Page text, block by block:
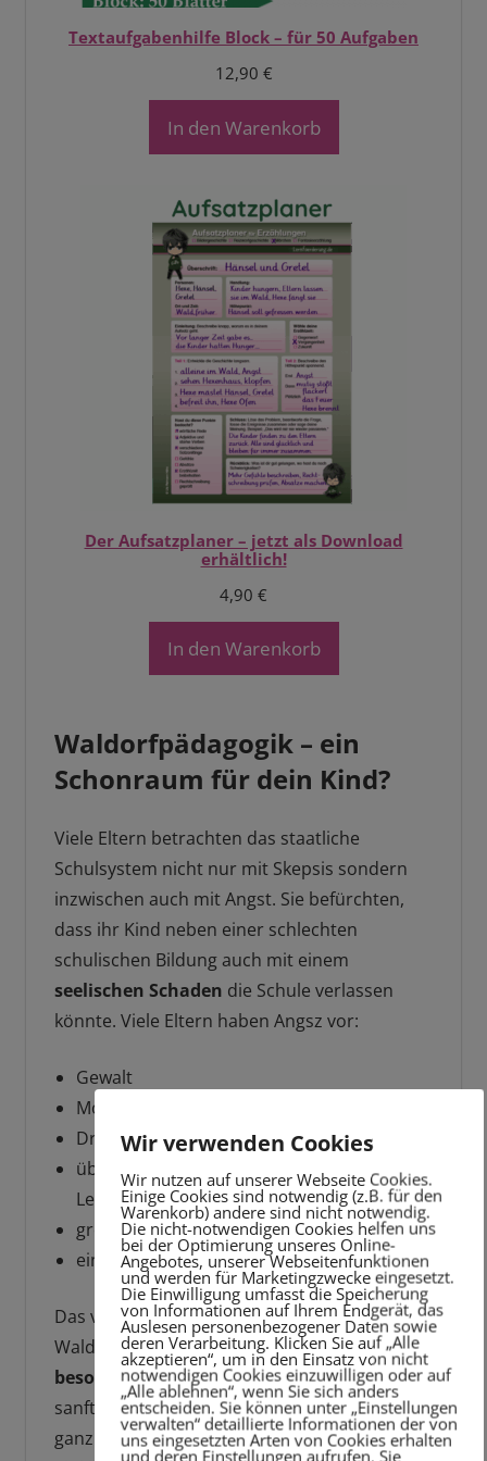
Textaufgabenhilfe Block – für 50 Aufgaben
12,90 €
In den Warenkorb
Der Aufsatzplaner – jetzt als Download
erhältlich!
4,90 €
In den Warenkorb
Waldorfpädagogik – ein
Schonraum für dein Kind?
Viele Eltern betrachten das staatliche
Schulsystem nicht nur mit Skepsis sondern
inzwischen auch mit Angst. Sie befürchten,
dass ihr Kind neben einer schlechten
schulischen Bildung auch mit einem
seelischen Schaden die Schule verlassen
könnte. Viele Eltern haben Angsz vor:
Gewalt
Mobbing
Drogen
überforderten und desillusionierten
Lehrkräften
großen Schulklassen
einem hohen Anteil lernschwacher Kinder
Das verstärkt die Suche nach Alternativen. Die
Waldorfschulen bieten mit ihrem ganz
besonderen Konzeptallen Kindern eine sehr
sanfte Art der Bildung, die sie als
ganzheitlichen Menschen sieht und im
Wir verwenden Cookies
Wir nutzen auf unserer Webseite Cookies.
Einige Cookies sind notwendig (z.B. für den
Warenkorb) andere sind nicht notwendig.
Die nicht-notwendigen Cookies helfen uns
bei der Optimierung unseres Online-
Angebotes, unserer Webseitenfunktionen
und werden für Marketingzwecke eingesetzt.
Die Einwilligung umfasst die Speicherung
von Informationen auf Ihrem Endgerät, das
Auslesen personenbezogener Daten sowie
deren Verarbeitung. Klicken Sie auf „Alle
akzeptieren“, um in den Einsatz von nicht
notwendigen Cookies einzuwilligen oder auf
„Alle ablehnen“, wenn Sie sich anders
entscheiden. Sie können unter „Einstellungen
verwalten“ detaillierte Informationen der von
uns eingesetzten Arten von Cookies erhalten
und deren Einstellungen aufrufen. Sie